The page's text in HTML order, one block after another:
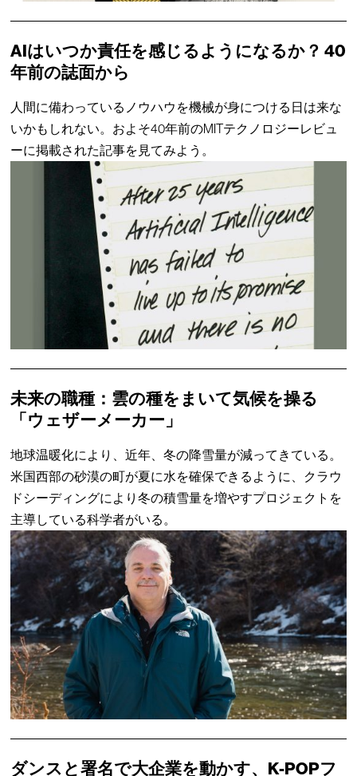
AIはいつか責任を感じるようになるか？ 40
年前の誌面から
人間に備わっているノウハウを機械が身につける日は来な
いかもしれない。およそ40年前のMITテクノロジーレビュ
ーに掲載された記事を見てみよう。
未来の職種：雲の種をまいて気候を操る
「ウェザーメーカー」
地球温暖化により、近年、冬の降雪量が減ってきている。
米国西部の砂漠の町が夏に水を確保できるように、クラウ
ドシーディングにより冬の積雪量を増やすプロジェクトを
主導している科学者がいる。
ダンスと署名で大企業を動かす、K-POPフ